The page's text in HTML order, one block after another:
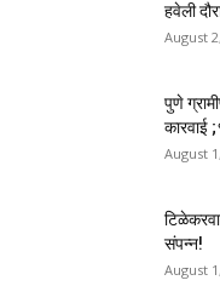
हवेली
August
पुणे
कारवाई
August
संपन्न!
August